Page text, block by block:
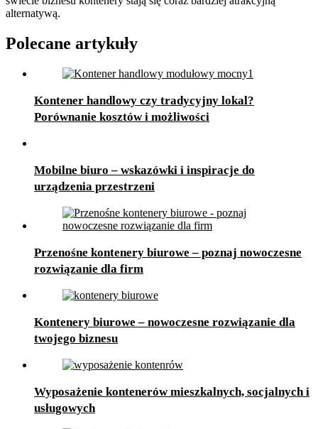
alternatywą.
Polecane artykuły
Kontener handlowy czy tradycyjny lokal?
Porównanie kosztów i możliwości
Mobilne biuro – wskazówki i inspiracje do
urządzenia przestrzeni
Przenośne kontenery biurowe – poznaj nowoczesne
rozwiązanie dla firm
Kontenery biurowe – nowoczesne rozwiązanie dla
twojego biznesu
Wyposażenie kontenerów mieszkalnych, socjalnych i
usługowych